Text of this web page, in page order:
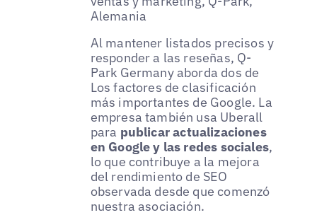
Alemania
Al mantener listados precisos y
responder a las reseñas, Q-
Park Germany aborda dos de
Los factores de clasificación
más importantes de Google. La
empresa también usa Uberall
para publicar actualizaciones
en Google y las redes sociales,
lo que contribuye a la mejora
del rendimiento de SEO
observada desde que comenzó
nuestra asociación.